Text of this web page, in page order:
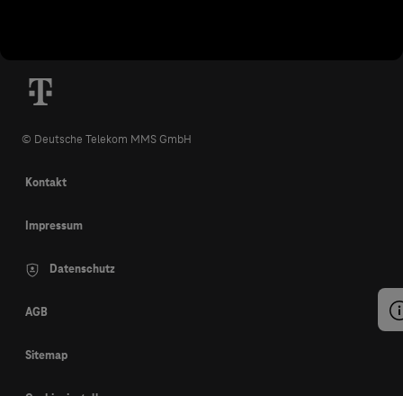
© Deutsche Telekom MMS GmbH
Kontakt
Impressum
Datenschutz
AGB
Sitemap